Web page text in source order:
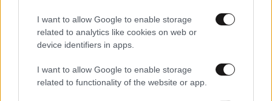
I want to allow Google to enable storage
related to analytics like cookies on web or
device identifiers in apps.
I want to allow Google to enable storage
related to functionality of the website or app.